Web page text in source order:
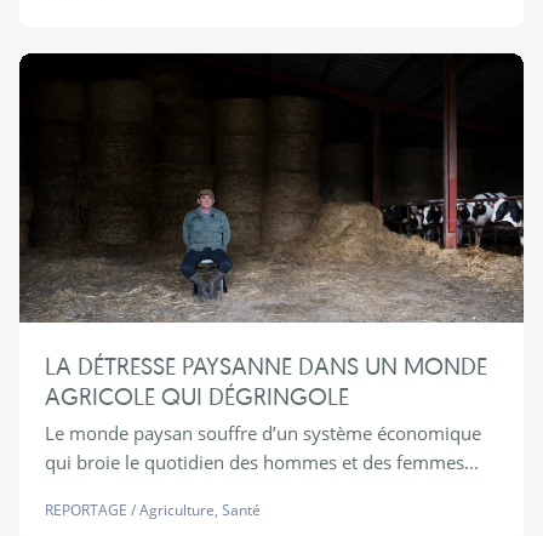
LA DÉTRESSE PAYSANNE DANS UN MONDE
AGRICOLE QUI DÉGRINGOLE
Le monde paysan souffre d’un système économique
qui broie le quotidien des hommes et des femmes...
REPORTAGE /Agriculture, Santé